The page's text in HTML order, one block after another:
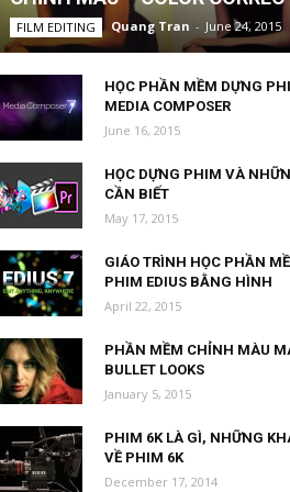
FILM EDITING Quang Tran - June 24, 2015
HỌC PHẦN MỀM DỰNG
MEDIA COMPOSER
June 16, 2015
HỌC DỰNG PHIM VÀ
CẦN BIẾT
May 17, 2015
GIÁO TRÌNH HỌC PHẦN
PHIM EDIUS BẰNG HÌNH
April 22, 2015
PHẦN MỀM CHỈNH MÀU
BULLET LOOKS
January 5, 2015
PHIM 6K LÀ GÌ, NHỮNG
VỀ PHIM 6K
December 17, 2014